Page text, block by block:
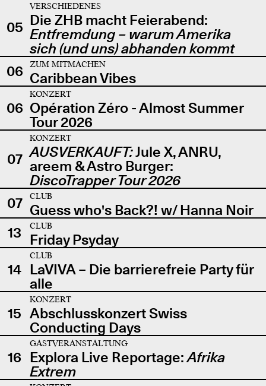
05
VERSCHIEDENES
Die ZHB macht Feierabend:
Entfremdung – warum Amerika
sich (und uns) abhanden kommt
06
ZUM MITMACHEN
Caribbean Vibes
06
KONZERT
Opération Zéro - Almost Summer
Tour 2026
07
KONZERT
AUSVERKAUFT:Jule X, ANRU,
areem & Astro Burger:
DiscoTrapper Tour 2026
07
CLUB
Guess who's Back?! w/ Hanna Noir
13
CLUB
Friday Psyday
14
CLUB
LaVIVA – Die barrierefreie Party für
alle
15
KONZERT
Abschlusskonzert Swiss
Conducting Days
16
GASTVERANSTALTUNG
Explora Live Reportage:Afrika
Extrem